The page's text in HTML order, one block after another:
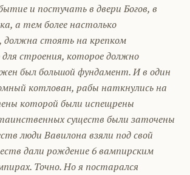
и постучать в двери Богов, в
а тем более настолько
стоять на крепком
строения, которое должно
был большой фундамент. И в один
котлован, рабы наткнулись на
которой были испещрены
существ были заточены
люди Вавилона взяли под свой
дали рождение 6 вампирским
Точно. Но я постарался